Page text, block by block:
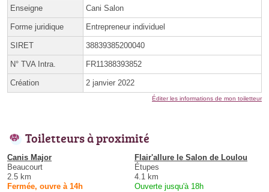
Enseigne Cani Salon
Forme juridique Entrepreneur individuel
SIRET 38839385200040
N° TVA Intra. FR11388393852
Création 2 janvier 2022
Éditer les informations de mon toiletteur
Toiletteurs à proximité
Canis Major
Beaucourt
2.5 km
Fermée, ouvre à 14h
Flair'allure le Salon de Loulou
Étupes
4.1 km
Ouverte jusqu'à 18h